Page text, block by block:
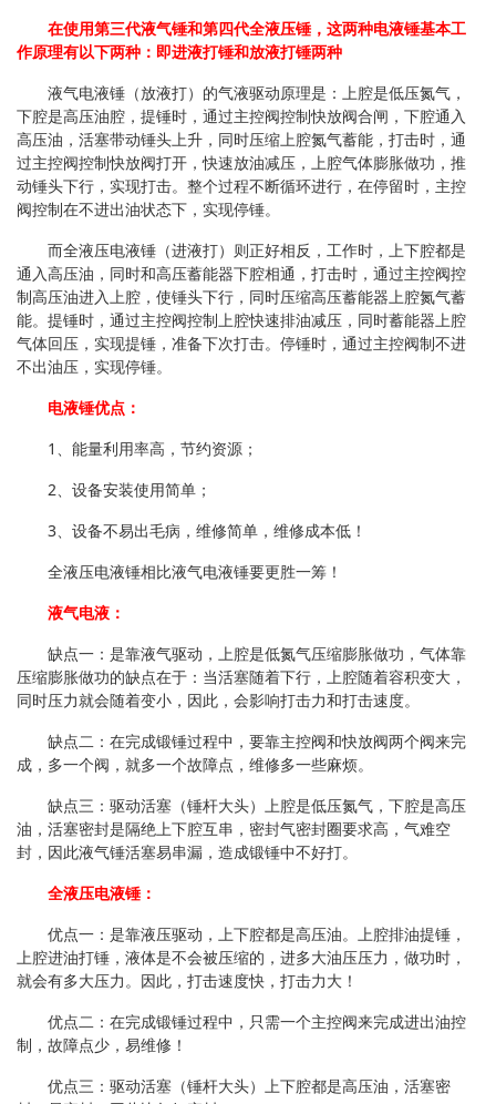
在使用第三代液气锤和第四代全液压锤，这两种电液锤基本工
作原理有以下两种：即进液打锤和放液打锤两种
液气电液锤（放液打）的气液驱动原理是：上腔是低压氮气，
下腔是高压油腔，提锤时，通过主控阀控制快放阀合闸，下腔通入
高压油，活塞带动锤头上升，同时压缩上腔氮气蓄能，打击时，通
过主控阀控制快放阀打开，快速放油减压，上腔气体膨胀做功，推
动锤头下行，实现打击。整个过程不断循环进行，在停留时，主控
阀控制在不进出油状态下，实现停锤。
而全液压电液锤（进液打）则正好相反，工作时，上下腔都是
通入高压油，同时和高压蓄能器下腔相通，打击时，通过主控阀控
制高压油进入上腔，使锤头下行，同时压缩高压蓄能器上腔氮气蓄
能。提锤时，通过主控阀控制上腔快速排油减压，同时蓄能器上腔
气体回压，实现提锤，准备下次打击。停锤时，通过主控阀制不进
不出油压，实现停锤。
电液锤优点：
1、能量利用率高，节约资源；
2、设备安装使用简单；
3、设备不易出毛病，维修简单，维修成本低！
全液压电液锤相比液气电液锤要更胜一筹！
液气电液：
缺点一：是靠液气驱动，上腔是低氮气压缩膨胀做功，气体靠
压缩膨胀做功的缺点在于：当活塞随着下行，上腔随着容积变大，
同时压力就会随着变小，因此，会影响打击力和打击速度。
缺点二：在完成锻锤过程中，要靠主控阀和快放阀两个阀来完
成，多一个阀，就多一个故障点，维修多一些麻烦。
缺点三：驱动活塞（锤杆大头）上腔是低压氮气，下腔是高压
油，活塞密封是隔绝上下腔互串，密封气密封圈要求高，气难空
封，因此液气锤活塞易串漏，造成锻锤中不好打。
全液压电液锤：
优点一：是靠液压驱动，上下腔都是高压油。上腔排油提锤，
上腔进油打锤，液体是不会被压缩的，进多大油压压力，做功时，
就会有多大压力。因此，打击速度快，打击力大！
优点二：在完成锻锤过程中，只需一个主控阀来完成进出油控
制，故障点少，易维修！
优点三：驱动活塞（锤杆大头）上下腔都是高压油，活塞密